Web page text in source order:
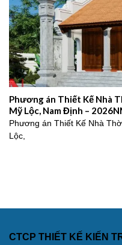
Phương án Thiết Kế Nhà
Mỹ Lộc, Nam Định –
Phương án Thiết Kế Nhà
Lộc,
CTCP THIẾT KẾ KIẾN